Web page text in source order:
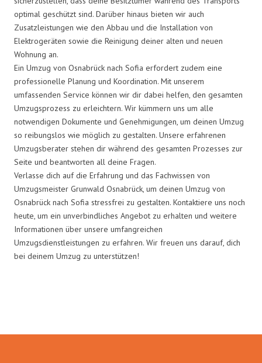
optimal geschützt sind. Darüber hinaus bieten wir auch
Zusatzleistungen wie den Abbau und die Installation von
Elektrogeräten sowie die Reinigung deiner alten und neuen
Wohnung an.
Ein Umzug von Osnabrück nach Sofia erfordert zudem eine
professionelle Planung und Koordination. Mit unserem
umfassenden Service können wir dir dabei helfen, den gesamten
Umzugsprozess zu erleichtern. Wir kümmern uns um alle
notwendigen Dokumente und Genehmigungen, um deinen Umzug
so reibungslos wie möglich zu gestalten. Unsere erfahrenen
Umzugsberater stehen dir während des gesamten Prozesses zur
Seite und beantworten all deine Fragen.
Verlasse dich auf die Erfahrung und das Fachwissen von
Umzugsmeister Grunwald Osnabrück, um deinen Umzug von
Osnabrück nach Sofia stressfrei zu gestalten. Kontaktiere uns noch
heute, um ein unverbindliches Angebot zu erhalten und weitere
Informationen über unsere umfangreichen
Umzugsdienstleistungen zu erfahren. Wir freuen uns darauf, dich
bei deinem Umzug zu unterstützen!